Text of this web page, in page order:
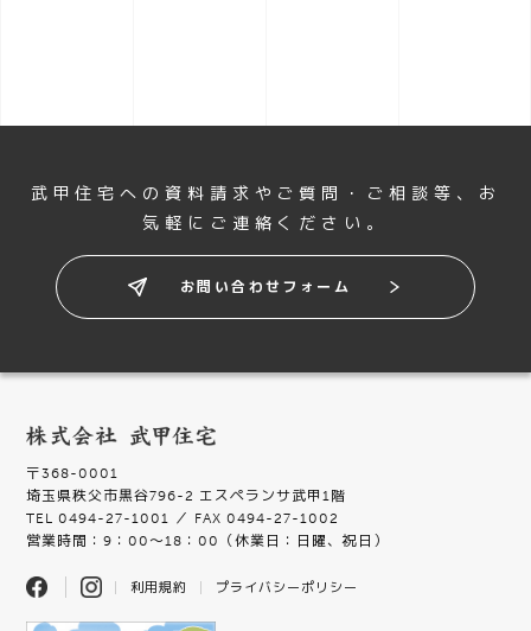
武甲住宅への資料請求やご質問・ご相談等、 お
気軽にご連絡ください。
お問い合わせフォーム
〒368-0001
埼玉県秩父市黒谷796-2 エスペランサ武甲1階
TEL 0494-27-1001 ／ FAX 0494-27-1002
営業時間：9：00〜18：00（休業日：日曜、祝日）
利用規約 プライバシーポリシー